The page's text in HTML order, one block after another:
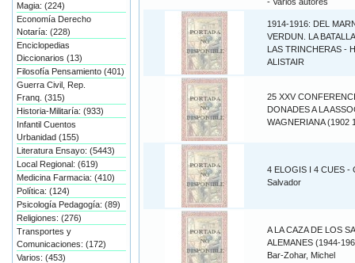
1914-1916: DEL
VERDUN. LA
LAS TRINCHERAS -
ALISTAIR
25 XXV
DONADES A LA
WAGNERIANA (1902
4 ELOGIS I 4 CUES -
Salvador
A LA CAZA DE LOS
ALEMANES (1944-
Bar-Zohar, Michel
Magia: (224)
Economía Derecho
Notaría: (228)
Enciclopedias
Diccionarios (13)
Filosofía Pensamiento (401)
Guerra Civil, Rep.
Franq. (315)
Historia-Militaría: (933)
Infantil Cuentos
Urbanidad (155)
Literatura Ensayo: (5443)
Local Regional: (619)
Medicina Farmacia: (410)
Política: (124)
Psicología Pedagogía: (89)
Religiones: (276)
Transportes y
Comunicaciones: (172)
Varios: (453)